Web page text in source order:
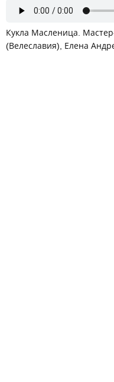
Кукла Масленица.
(Велеславия), Елена